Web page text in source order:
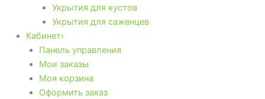
Укрытия для кустов
Укрытия для саженцев
Кабинет›
Панель управления
Мои заказы
Моя корзина
Оформить заказ